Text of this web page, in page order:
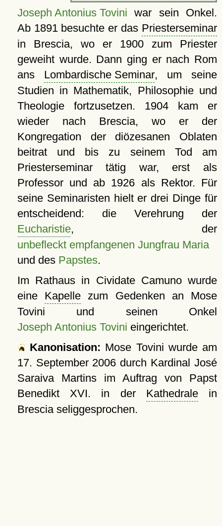
Joseph Antonius Tovini war sein Onkel.
Ab 1891 besuchte er das Priesterseminar
in Brescia, wo er 1900 zum Priester
geweiht wurde. Dann ging er nach Rom
ans Lombardische Seminar, um seine
Studien in Mathematik, Philosophie und
Theologie fortzusetzen. 1904 kam er
wieder nach Brescia, wo er der
Kongregation der diözesanen Oblaten
beitrat und bis zu seinem Tod am
Priesterseminar tätig war, erst als
Professor und ab 1926 als Rektor. Für
seine Seminaristen hielt er drei Dinge für
entscheidend: die Verehrung der
Eucharistie, der
unbefleckt empfangenen Jungfrau Maria
und des Papstes.
Im Rathaus in Cividate Camuno wurde
eine Kapelle zum Gedenken an Mose
Tovini und seinen Onkel
Joseph Antonius Tovini eingerichtet.
Kanonisation: Mose Tovini wurde am
17. September 2006 durch Kardinal José
Saraiva Martins im Auftrag von Papst
Benedikt XVI. in der Kathedralein
Brescia seliggesprochen.